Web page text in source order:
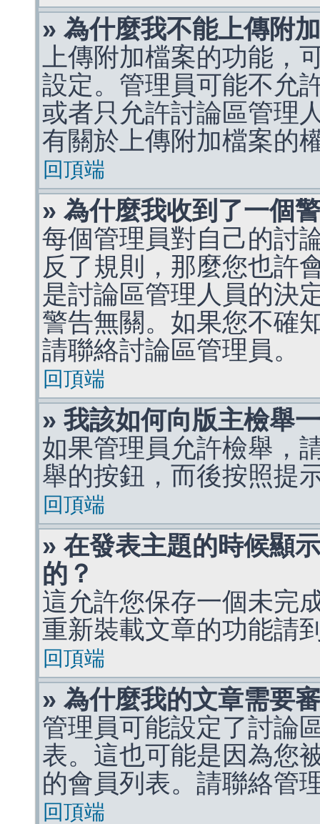
» 為什麼我不能上傳附
上傳附加檔案的功能，
設定。管理員可能不允
或者只允許討論區管理
有關於上傳附加檔案的
回頂端
» 為什麼我收到了一個
每個管理員對自己的討
反了規則，那麼您也許
是討論區管理人員的決
警告無關。如果您不確
請聯絡討論區管理員。
回頂端
» 我該如何向版主檢舉
如果管理員允許檢舉，
舉的按鈕，而後按照提
回頂端
» 在發表主題的時候顯
的？
這允許您保存一個未完
重新裝載文章的功能請
回頂端
» 為什麼我的文章需要
管理員可能設定了討論
表。這也可能是因為您
的會員列表。請聯絡管
回頂端